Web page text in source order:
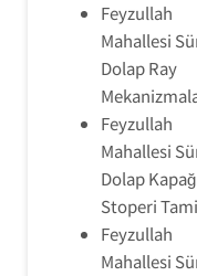
Feyzullah
Mahallesi
Dolap Ray
Feyzullah
Mahallesi
Dolap
Stoperi
Feyzullah
Mahallesi